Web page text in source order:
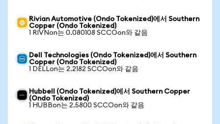
Rivian Automotive (Ondo Tokenized)에서 Southern
Copper (Ondo Tokenized)
1 RIVNon는 0.080108 SCCOon와 같음
Dell Technologies (Ondo Tokenized)에서 Southern
Copper (Ondo Tokenized)
1 DELLon는 2.2182 SCCOon와 같음
Hubbell (Ondo Tokenized)에서 Southern Copper
(Ondo Tokenized)
1 HUBBon는 2.5800 SCCOon와 같음